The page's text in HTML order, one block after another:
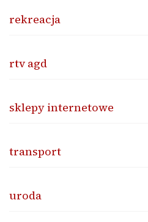
rekreacja
rtv agd
sklepy internetowe
transport
uroda